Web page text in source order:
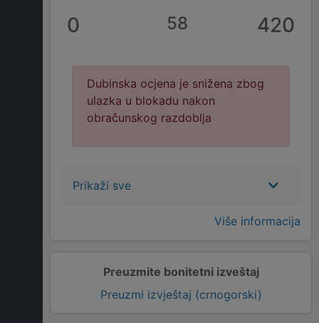
Preuzmite bonitetni izveštaj
Preuzmi izvještaj (crnogorski)
0 58 420
Dubinska ocjena je snižena zbog
ulazka u blokadu nakon
obračunskog razdoblja
Prikaži sve
Više informacija